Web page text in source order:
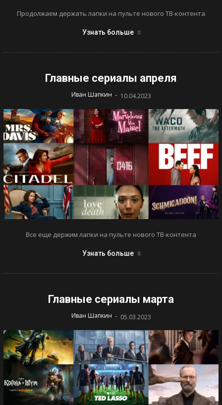
Продолжаем держать лапки на пульте нового ТВ-контента
Узнать больше
Главные сериалы апреля
Иван Шапкин - 10.04.2023
Все еще держим лапки на пульте нового ТВ-контента
Узнать больше
Главные сериалы марта
Иван Шапкин - 05.03.2023